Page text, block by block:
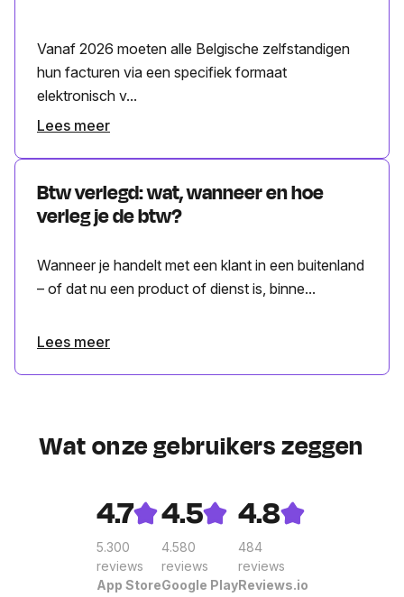
Vanaf 2026 moeten alle Belgische zelfstandigen
hun facturen via een specifiek formaat
elektronisch v...
Lees meer
Btw verlegd: wat, wanneer en hoe
verleg je de btw?
Wanneer je handelt met een klant in een buitenland
– of dat nu een product of dienst is, binne...
Lees meer
Wat onze gebruikers zeggen
4.7
5.300
reviews
App Store
4.5
4.580
reviews
Google Play
4.8
484
reviews
Reviews.io